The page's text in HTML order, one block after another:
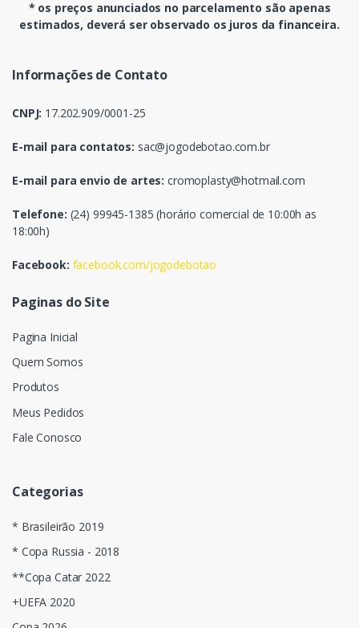
* os preços anunciados no parcelamento são apenas
estimados, deverá ser observado os juros da financeira.
Informações de Contato
CNPJ: 17.202.909/0001-25
E-mail para contatos: sac@jogodebotao.com.br
E-mail para envio de artes: cromoplasty@hotmail.com
Telefone: (24) 99945-1385 (horário comercial de 10:00h as
18:00h)
Facebook: facebook.com/jogodebotao
Paginas do Site
Pagina Inicial
Quem Somos
Produtos
Meus Pedidos
Fale Conosco
Categorias
* Brasileirão 2019
* Copa Russia - 2018
**Copa Catar 2022
+UEFA 2020